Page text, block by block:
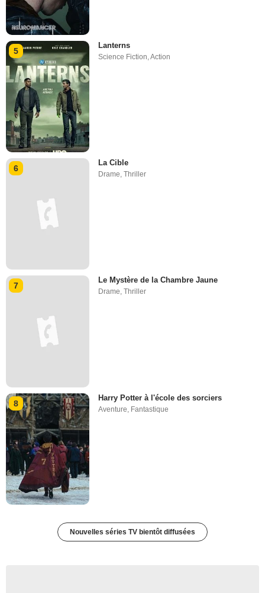
5
Lanterns
Science Fiction,Action
6
La Cible
Drame,Thriller
7
Le Mystère de la Chambre Jaune
Drame,Thriller
8
Harry Potter à l'école des sorciers
Aventure Fantastique
Nouvelles séries TV bientôt diffusées